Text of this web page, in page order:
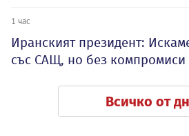
1 час
Иранският президент:
със САЩ, но без компромиси
Всичко от